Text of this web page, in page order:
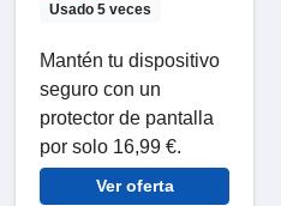
Usado 5 veces
Mantén tu dispositivo
seguro con un
protector de pantalla
por solo 16,99 €.
Ver oferta